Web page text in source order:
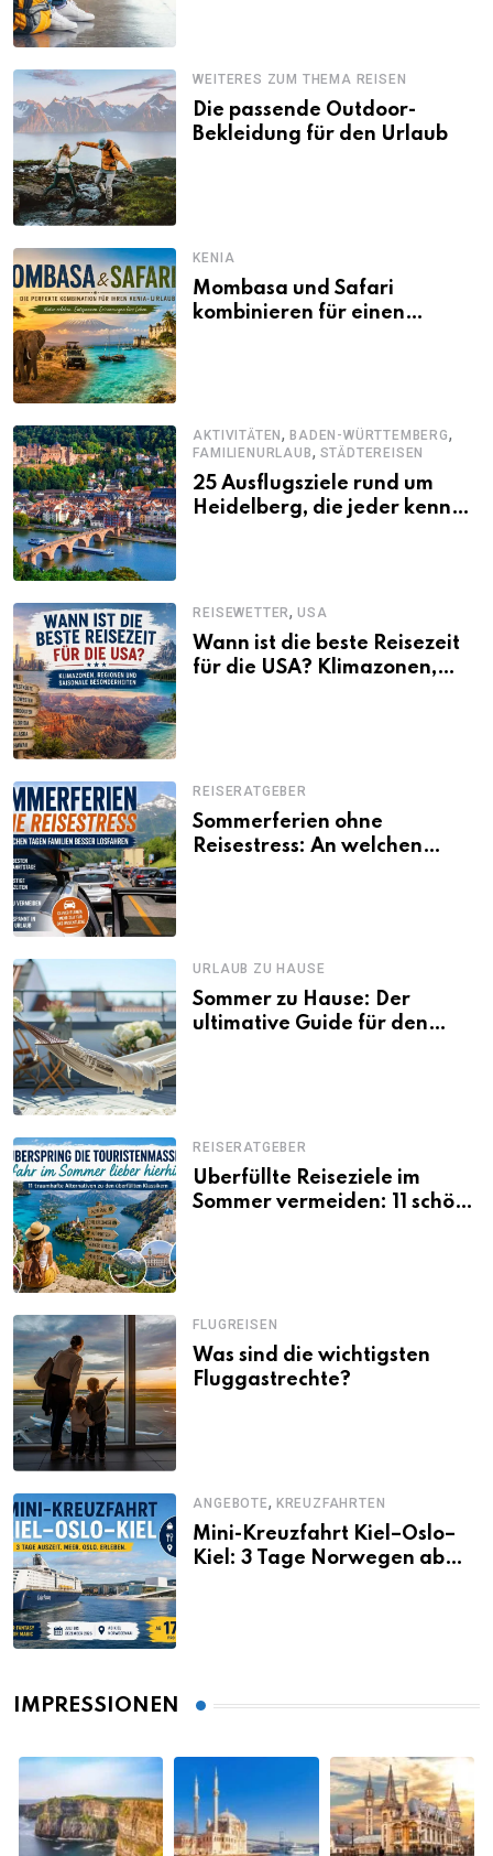
WEITERES ZUM THEMA REISEN
Die passende Outdoor-
Bekleidung für den Urlaub
KENIA
Mombasa und Safari
kombinieren für einen
AKTIVITÄTEN,BADEN-WÜRTTEMBERG,
FAMILIENURLAUB, STÄDTEREISEN
25 Ausflugsziele rund um
Heidelberg, die jeder kennen
REISEWETTER,USA
Wann ist die beste Reisezeit
für die USA? Klimazonen,
REISERATGEBER
Sommerferien ohne
Reisestress: An welchen
URLAUB ZU HAUSE
Sommer zu Hause: Der
ultimative Guide für den
REISERATGEBER
Überfüllte Reiseziele im
Sommer vermeiden: 11 schöne
FLUGREISEN
Was sind die wichtigsten
Fluggastrechte?
ANGEBOTE, KREUZFAHRTEN
Mini-Kreuzfahrt Kiel–Oslo–
Kiel: 3 Tage Norwegen ab
IMPRESSIONEN